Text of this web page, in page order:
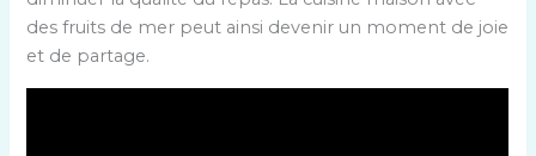
des fruits de mer peut ainsi devenir un moment de joie
et de partage.